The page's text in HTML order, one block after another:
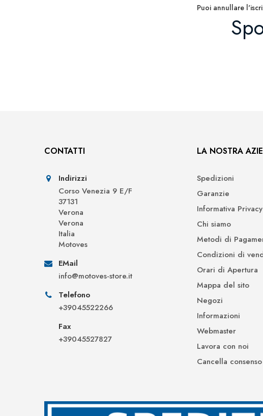
Puoi annullare
CONTATTI
Indirizzi
Corso Venezia 9 E/F
37131
Verona
Verona
Italia
Motoves
EMail
info@motoves-store.it
Telefono
+39045522266
Fax
+39045527827
LA NOSTRA
Spedizioni
Garanzie
Informativa Privacy
Chi siamo
Metodi di
Condizioni di
Orari di Apertura
Mappa del sito
Negozi
Informazioni
Webmaster
Lavora con noi
Cancella